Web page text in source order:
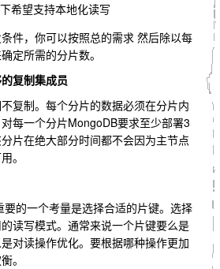
希望支持本地化读写
件，你可以按照总的需求 然后除以每
定所需的分片数。
复制集成员
复制。每个分片的数据必须在分片内
每一个分片MongoDB要求至少部署3
片在绝大部分时间都不会因为主节点
。
的一个考量是选择合适的片键。选择
读写模式。通常来说一个片键要么是
对读操作优化。要根据哪种操作更加
。